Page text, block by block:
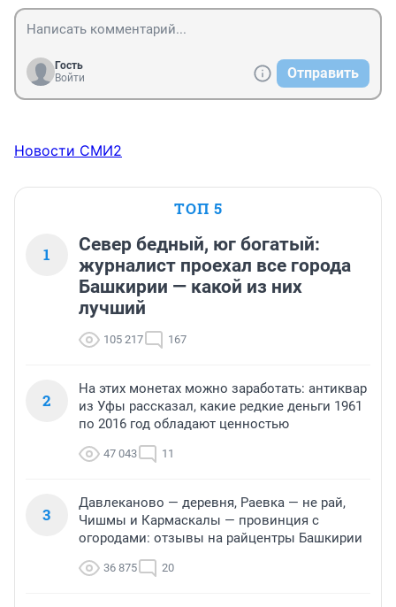
Гость
Войти
Отправить
Новости СМИ2
ТОП 5
1
Север бедный, юг богатый:
журналист проехал все города
Башкирии — какой из них
лучший
105 217 167
2
На этих монетах можно заработать: антиквар
из Уфы рассказал, какие редкие деньги 1961
по 2016 год обладают ценностью
47 043 11
3
Давлеканово — деревня, Раевка — не рай,
Чишмы и Кармаскалы — провинция с
огородами: отзывы на райцентры Башкирии
36 875 20